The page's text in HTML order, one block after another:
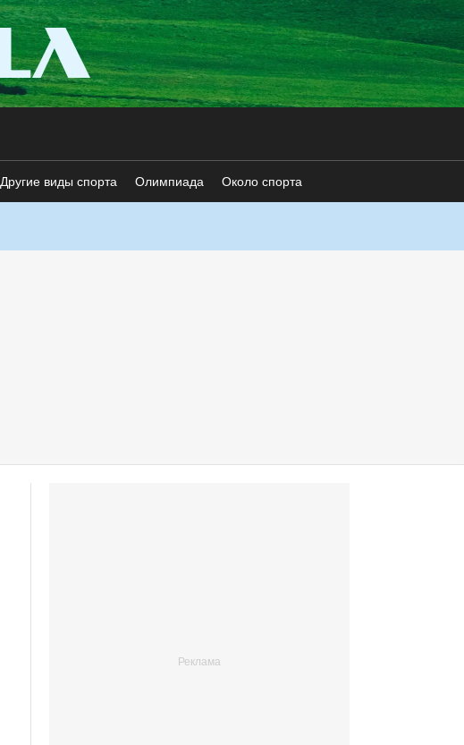
Другие виды спорта Олимпиада Около спорта